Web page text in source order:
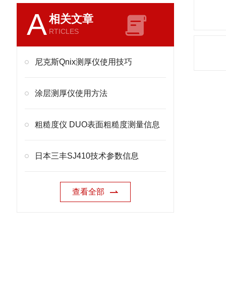
A相关文章
RTICLES
尼克斯Qnix测厚仪使用技巧
涂层测厚仪使用方法
粗糙度仪 DUO表面粗糙度测量信息
日本三丰SJ410技术参数信息
查看全部